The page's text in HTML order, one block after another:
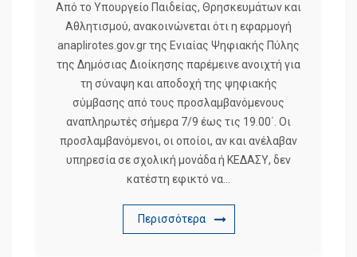
Από το Υπουργείο Παιδείας, Θρησκευμάτων και
Αθλητισμού, ανακοινώνεται ότι η εφαρμογή
anaplirotes.gov.gr της Ενιαίας Ψηφιακής Πύλης
της Δημόσιας Διοίκησης παρέμεινε ανοιχτή για
τη σύναψη και αποδοχή της ψηφιακής
σύμβασης από τους προσλαμβανόμενους
αναπληρωτές σήμερα 7/9 έως τις 19.00΄. Οι
προσλαμβανόμενοι, οι οποίοι, αν και ανέλαβαν
υπηρεσία σε σχολική μονάδα ή ΚΕΔΑΣΥ, δεν
κατέστη εφικτό να…
Περισσότερα